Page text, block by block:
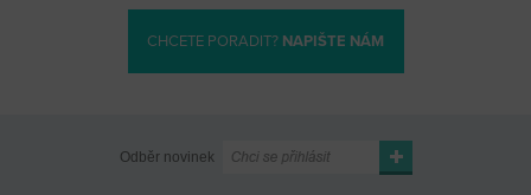
CHCETE PORADIT? NAPIŠTE NÁM
Odběr novinek